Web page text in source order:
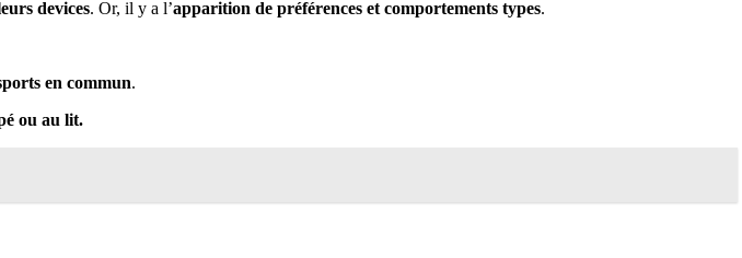
devices. Or, il y a l’apparition de préférences et comportements types.
en commun.
ou au lit.